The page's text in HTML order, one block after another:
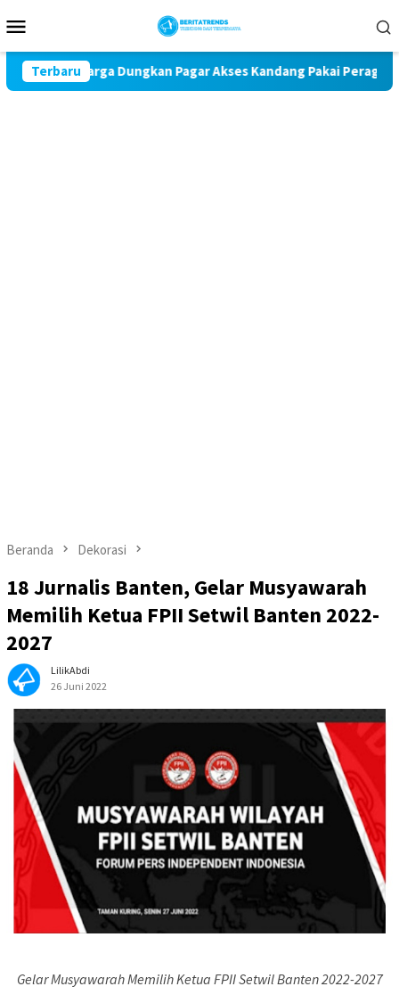
ke
Mobile
Terbaru
Warga Dungkan Pagar Akses Kandang Pakai Peraga Adat
Beranda Dekorasi
18 Jurnalis Banten, Gelar Musyawarah
Memilih Ketua FPII Setwil Banten 2022-
2027
LilikAbdi
26 Juni 2022
Gelar Musyawarah Memilih Ketua FPII Setwil Banten 2022-2027